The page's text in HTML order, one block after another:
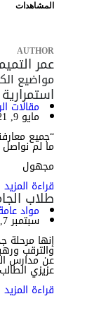
المشاهدات
AUTHOR
عمر
مواضيع
مقالات
مايو 9, 2021
“جميع
ما لم نواصل
مجهول
قراءة المزيد
طلاب
مواد
سبتمبر 7, 2020
إنها
والترقب
عن مدارس
عزيزي
قراءة المزيد